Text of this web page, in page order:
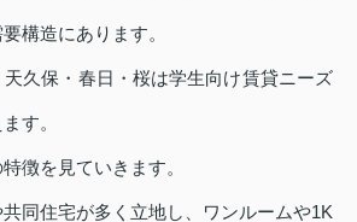
構造にあります。
久保・春日・桜は学生向け賃貸ニーズ
す。
徴を見ていきます。
同住宅が多く立地し、ワンルームや1K